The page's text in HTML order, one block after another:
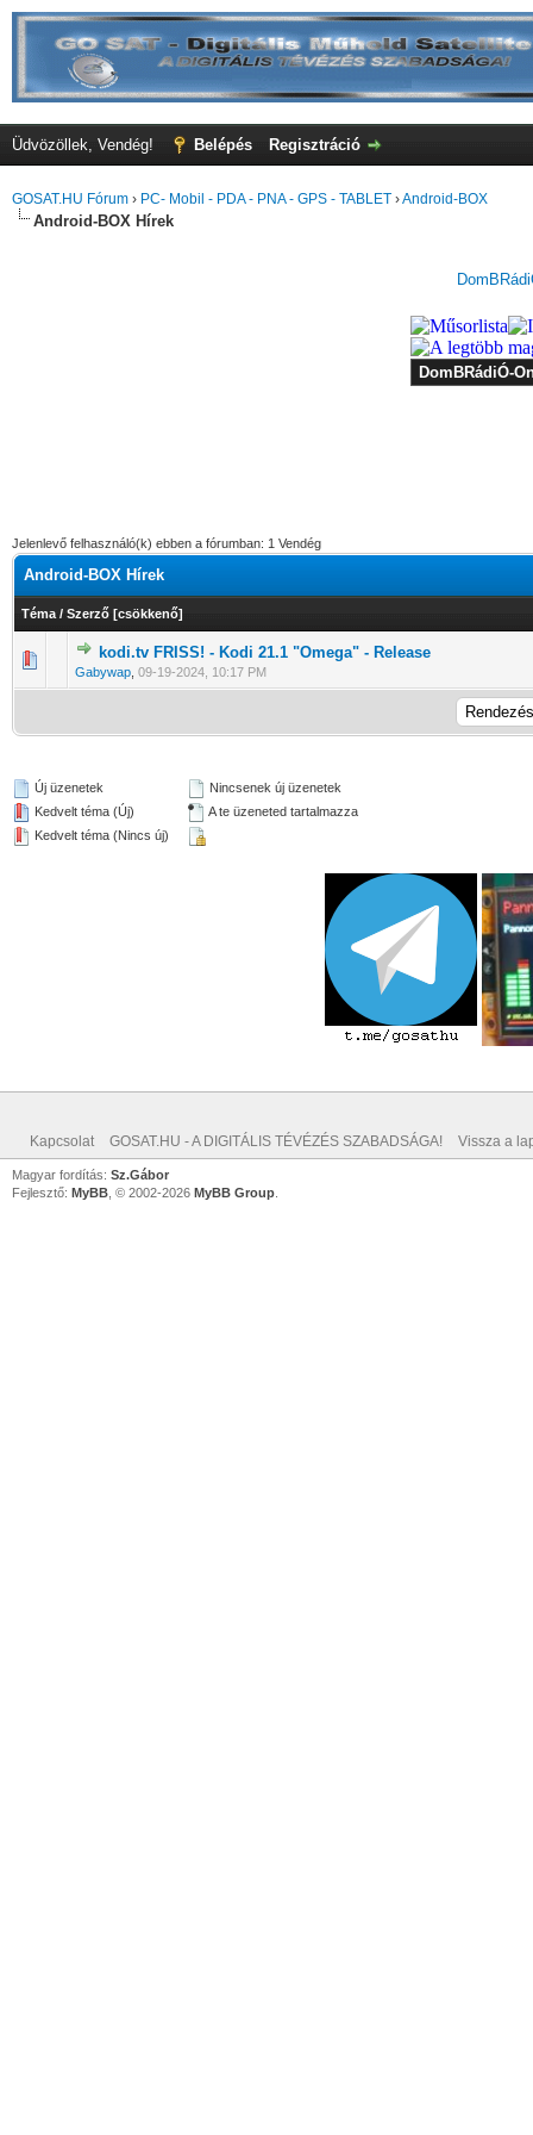
Üdvözöllek, Vendég! Belépés Regisztráció
GOSAT.HU Fórum › PC- Mobil - PDA - PNA - GPS - TABLET ›Android-BOX
Android-BOX Hírek
Jelenlevő felhasználó(k) ebben a fórumban: 1 Vendég
Android-BOX Hírek
Téma / Szerző [csökkenő]
kodi.tv FRISS! - Kodi 21.1 "Omega" - Release
Gabywap 09-19-2024, 10:17 PM
0 Szavazat - 0 / 5 átlagban
1234 5
Új üzenetek
Kedvelt téma (Új)
Kedvelt téma (Nincs új)
Nincsenek új üzenetek
A te üzeneted tartalmazza
Kapcsolat GOSAT.HU - A DIGITÁLIS TÉVÉZÉS SZABADSÁGA! Vissza a
Magyar fordítás: Sz.Gábor
Fejlesztő: MyBB , © 2002-2026 MyBB Group